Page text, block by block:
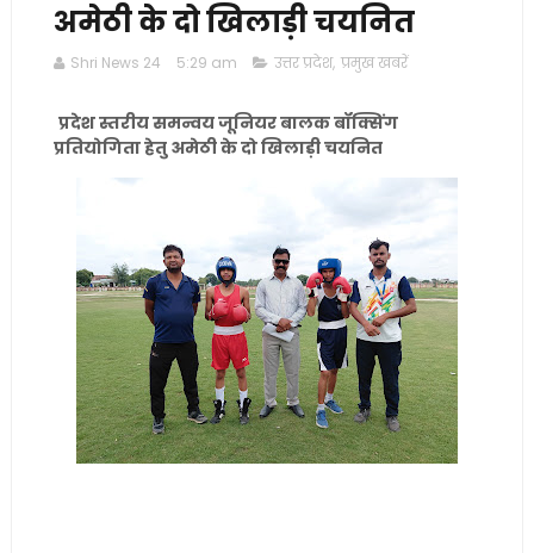
अमेठी के दो खिलाड़ी चयनित
Shri News 24 5:29 am उत्तर प्रदेश, प्रमुख खबरें
प्रदेश स्तरीय समन्वय जूनियर बालक बॉक्सिंग
प्रतियोगिता हेतु अमेठी के दो खिलाड़ी चयनित